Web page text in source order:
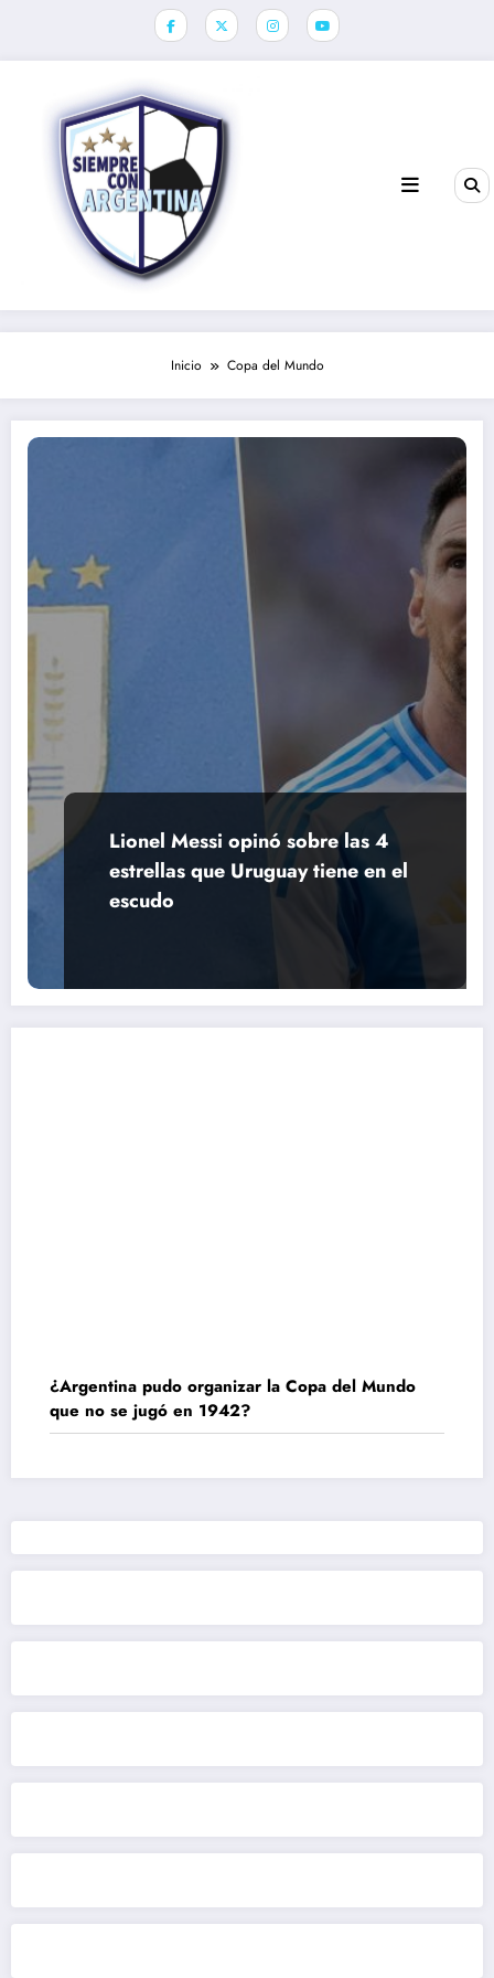
Inicio Copa del Mundo
Lionel Messi opinó sobre las 4
estrellas que Uruguay tiene en el
escudo
¿Argentina pudo organizar la Copa del Mundo
que no se jugó en 1942?